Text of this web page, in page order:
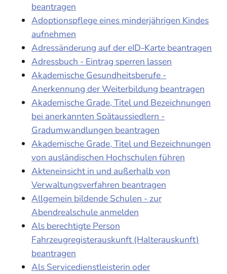
beantragen
Adoptionspflege eines minderjährigen Kindes
aufnehmen
Adressänderung auf der eID-Karte beantragen
Adressbuch - Eintrag sperren lassen
Akademische Gesundheitsberufe -
Anerkennung der Weiterbildung beantragen
Akademische Grade, Titel und Bezeichnungen
bei anerkannten Spätaussiedlern -
Gradumwandlungen beantragen
Akademische Grade, Titel und Bezeichnungen
von ausländischen Hochschulen führen
Akteneinsicht in und außerhalb von
Verwaltungsverfahren beantragen
Allgemein bildende Schulen - zur
Abendrealschule anmelden
Als berechtigte Person
Fahrzeugregisterauskunft (Halterauskunft)
beantragen
Als Servicedienstleisterin oder